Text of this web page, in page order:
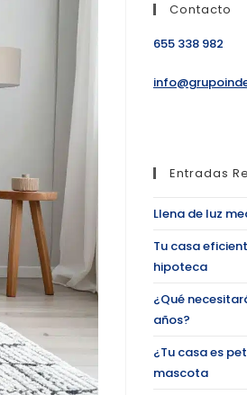
Contacto
655 338 982
Entradas
Llena de luz
Tu casa
hipoteca
¿Qué
años?
¿Tu casa es
mascota